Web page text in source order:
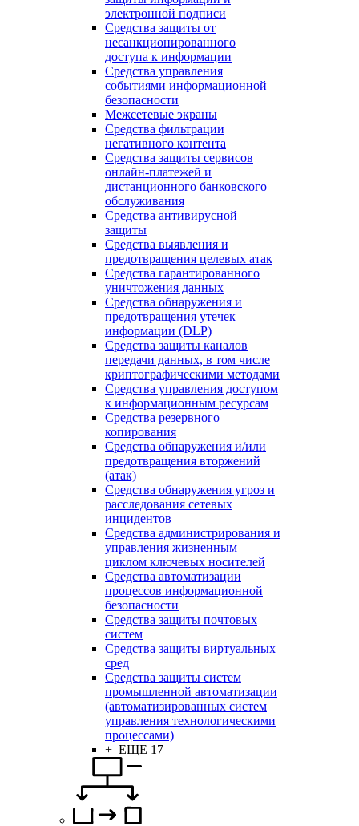
электронной подписи
Средства защиты от
несанкционированного
доступа к информации
Средства управления
событиями информационной
безопасности
Межсетевые экраны
Средства фильтрации
негативного контента
Средства защиты сервисов
онлайн-платежей и
дистанционного банковского
обслуживания
Средства антивирусной
защиты
Средства выявления и
предотвращения целевых атак
Средства гарантированного
уничтожения данных
Средства обнаружения и
предотвращения утечек
информации (DLP)
Средства защиты каналов
передачи данных, в том числе
криптографическими методами
Средства управления доступом
к информационным ресурсам
Средства резервного
копирования
Средства обнаружения и/или
предотвращения вторжений
(атак)
Средства обнаружения угроз и
расследования сетевых
инцидентов
Средства администрирования и
управления жизненным
циклом ключевых носителей
Средства автоматизации
процессов информационной
безопасности
Средства защиты почтовых
систем
Средства защиты виртуальных
сред
Средства защиты систем
промышленной автоматизации
(автоматизированных систем
управления технологическими
процессами)
+ ЕЩЕ 17